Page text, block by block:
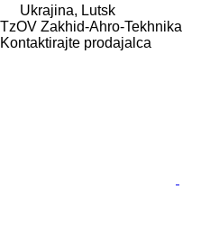
Ukrajina, Lutsk
TzOV Zakhid-Ahro-Tekhnika
Kontaktirajte prodajalca